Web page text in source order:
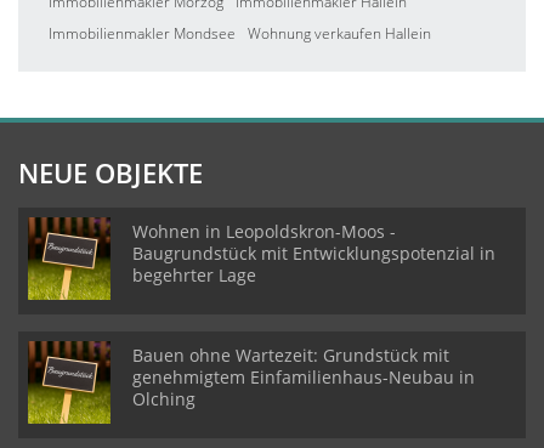
Immobilienmakler Mondsee
Wohnung verkaufen Hallein
NEUE OBJEKTE
Wohnen in Leopoldskron-Moos -
Baugrundstück mit Entwicklungspotenzial in
begehrter Lage
Bauen ohne Wartezeit: Grundstück mit
genehmigtem Einfamilienhaus-Neubau in
Olching